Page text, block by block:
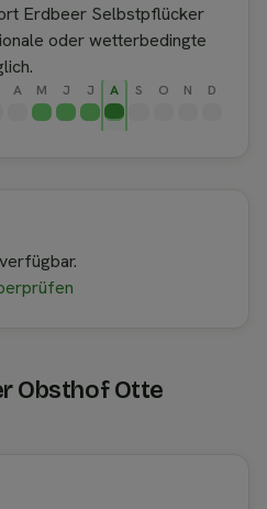
Erdbeer Selbstpflücker
oder wetterbedingte
A M J J A S O N D
Obsthof Otte